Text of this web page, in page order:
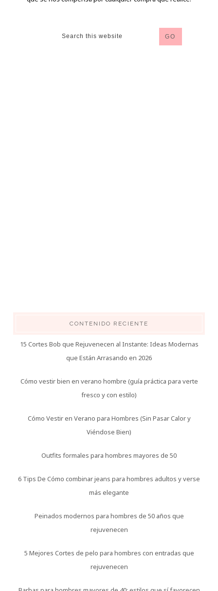
CONTENIDO RECIENTE
15 Cortes Bob que Rejuvenecen al Instante: Ideas Modernas
que Están Arrasando en 2026
Cómo vestir bien en verano hombre (guía práctica para verte
fresco y con estilo)
Cómo Vestir en Verano para Hombres (Sin Pasar Calor y
Viéndose Bien)
Outfits formales para hombres mayores de 50
6 Tips De Cómo combinar jeans para hombres adultos y verse
más elegante
Peinados modernos para hombres de 50 años que
rejuvenecen
5 Mejores Cortes de pelo para hombres con entradas que
rejuvenecen